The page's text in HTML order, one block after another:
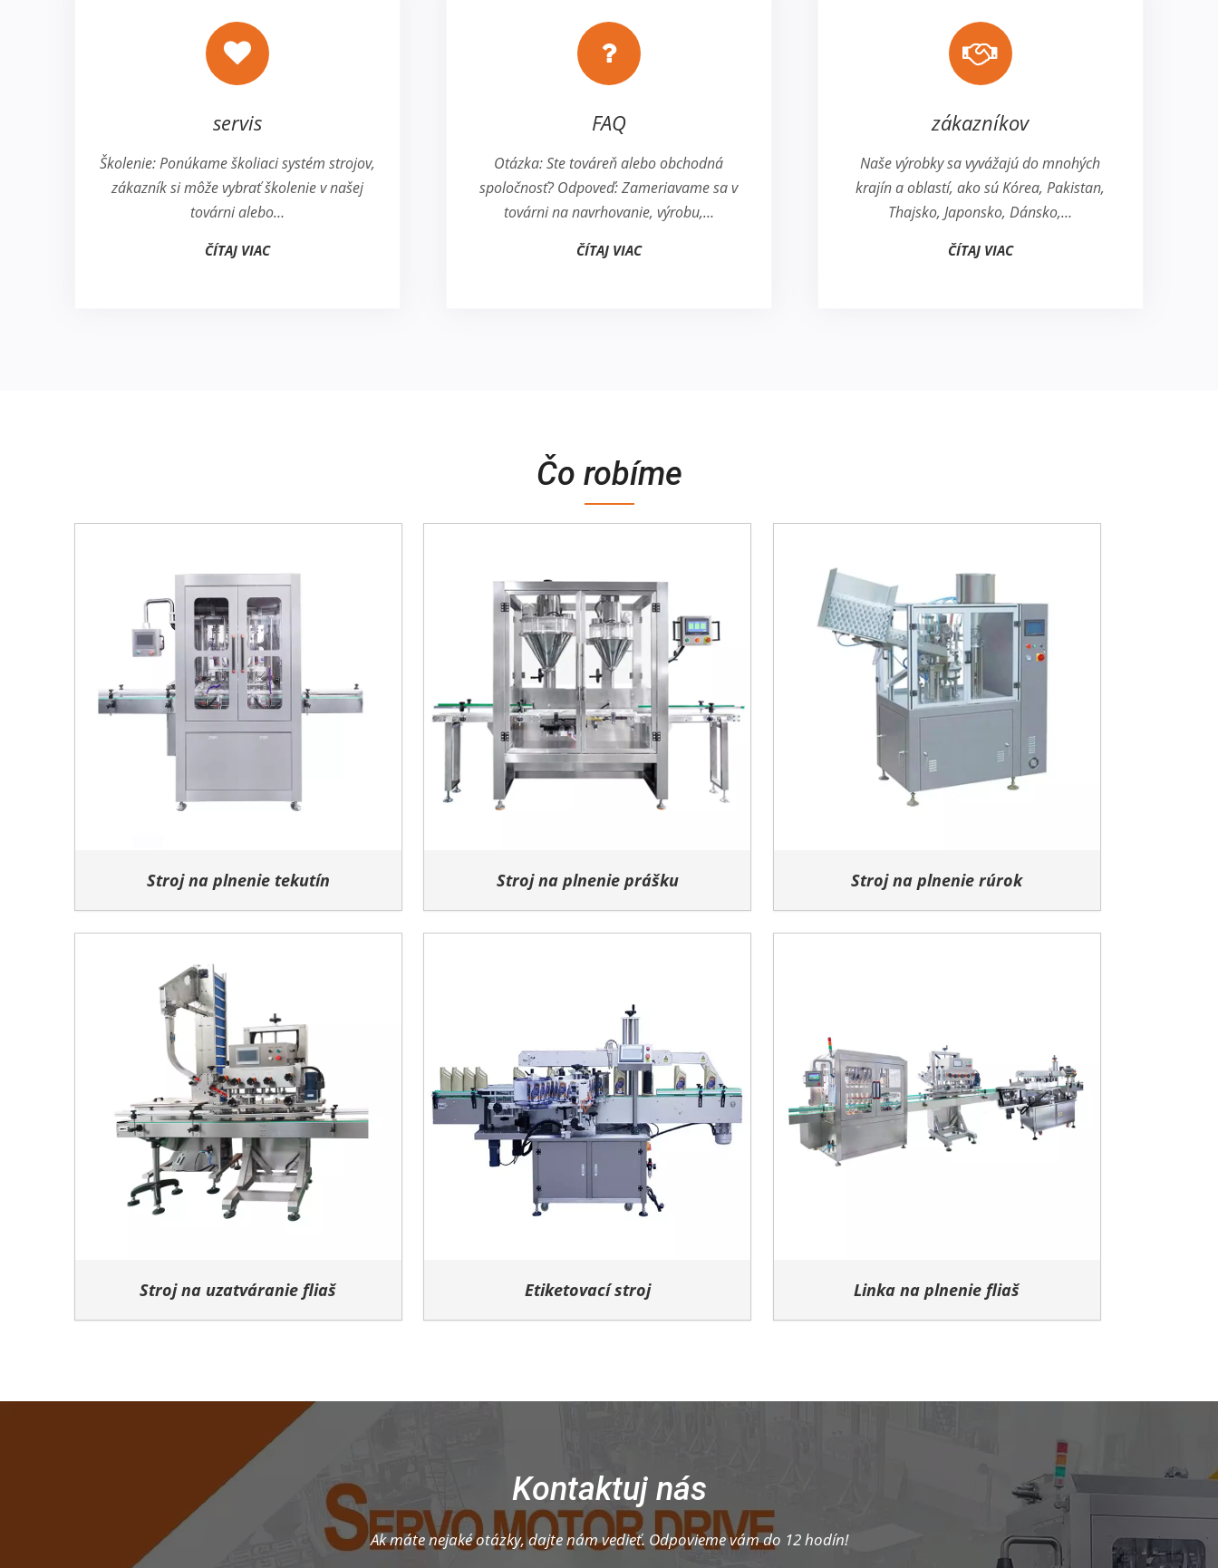
servis
Školenie: Ponúkame školiaci systém strojov,
zákazník si môže vybrať školenie v našej
továrni alebo…
ČÍTAJ VIAC
FAQ
Otázka: Ste továreň alebo obchodná
spoločnosť? Odpoveď: Zameriavame sa v
továrni na navrhovanie, výrobu,…
ČÍTAJ VIAC
zákazníkov
Naše výrobky sa vyvážajú do mnohých
krajín a oblastí, ako sú Kórea, Pakistan,
Thajsko, Japonsko, Dánsko,…
ČÍTAJ VIAC
Čo robíme
Stroj na plnenie tekutín Stroj na plnenie prášku Stroj na plnenie rúrok
Stroj na uzatváranie fliaš Etiketovací stroj Linka na plnenie fliaš
Kontaktuj nás
Ak máte nejaké otázky, dajte nám vedieť. Odpovieme vám do 12 hodín!